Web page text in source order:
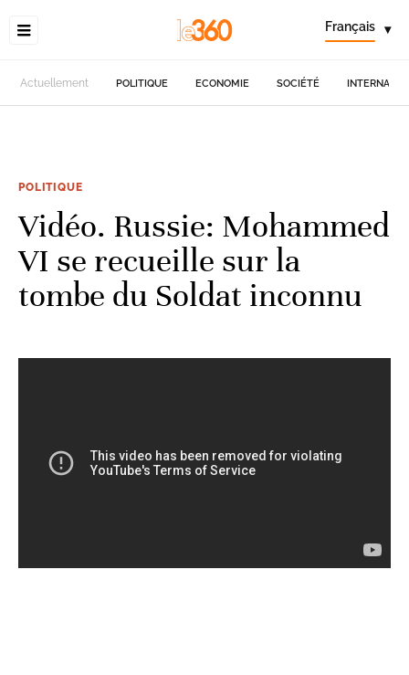
Français ▾
Actuellement POLITIQUE ECONOMIE SOCIÉTÉ
POLITIQUE
Vidéo. Russie: Mohammed
VI se recueille sur la
tombe du Soldat inconnu